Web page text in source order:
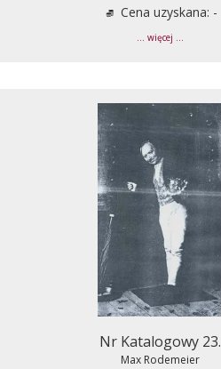
Cena uzyskana: -
... więcej ...
Nr Katalogowy 23.
Max Rodemeier